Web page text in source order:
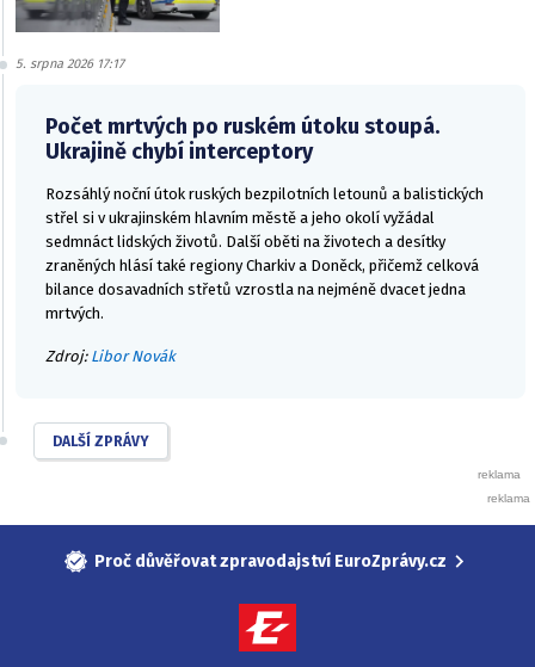
5. srpna 2026 17:17
Počet mrtvých po ruském útoku stoupá.
Ukrajině chybí interceptory
Rozsáhlý noční útok ruských bezpilotních letounů a balistických
střel si v ukrajinském hlavním městě a jeho okolí vyžádal
sedmnáct lidských životů. Další oběti na životech a desítky
zraněných hlásí také regiony Charkiv a Doněck, přičemž celková
bilance dosavadních střetů vzrostla na nejméně dvacet jedna
mrtvých.
Zdroj: Libor Novák
DALŠÍ ZPRÁVY
Proč důvěřovat zpravodajství EuroZprávy.cz